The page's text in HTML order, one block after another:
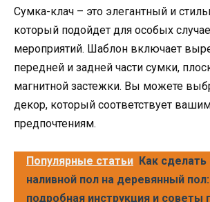
Сумка-клач – это элегантный и
который подойдет для особых
мероприятий. Шаблон включает
передней и задней части сумки,
магнитной застежки. Вы можете
декор, который соответствует
предпочтениям.
Популярные статьи Как сделать
наливной пол на деревянный пол:
подробная инструкция и советы